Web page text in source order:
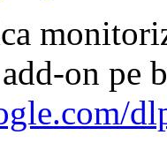
on pe